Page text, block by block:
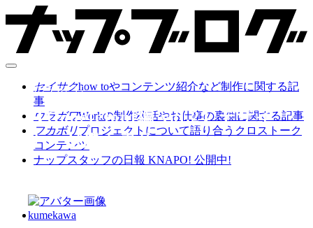
セイサクhow toやコンテンツ紹介など制作に関する記
事
ウラガワWorkの制作秘話やお仕事の裏側に関する記事
フカボリプロジェクトについて語り合うクロストーク
コンテンツ
ナップスタッフの日報 KNAPO! 公開中!
2025.02.12
【Googlefont編 vol.2】デザイ
ナーが選ぶ書体
kumekawa